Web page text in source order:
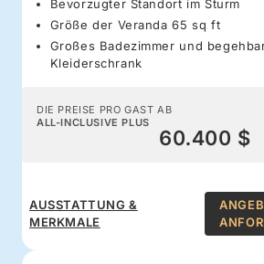
Bevorzugter Standort im Sturm
Größe der Veranda 65 sq ft
Großes Badezimmer und
Kleiderschrank
DIE PREISE PRO GAST AB
ALL-INCLUSIVE PLUS
60.400 $
AUSSTATTUNG &
MERKMALE